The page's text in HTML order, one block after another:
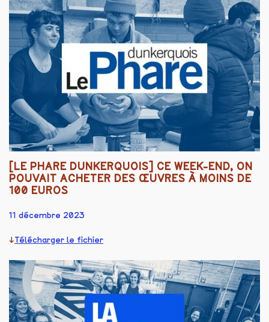
[LE PHARE DUNKERQUOIS] CE WEEK-END, ON
POUVAIT ACHETER DES ŒUVRES À MOINS DE
100 EUROS
11 décembre 2023
Télécharger le fichier